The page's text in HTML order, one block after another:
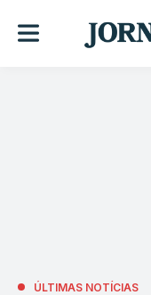
ÚLTIMAS NOTÍCIAS